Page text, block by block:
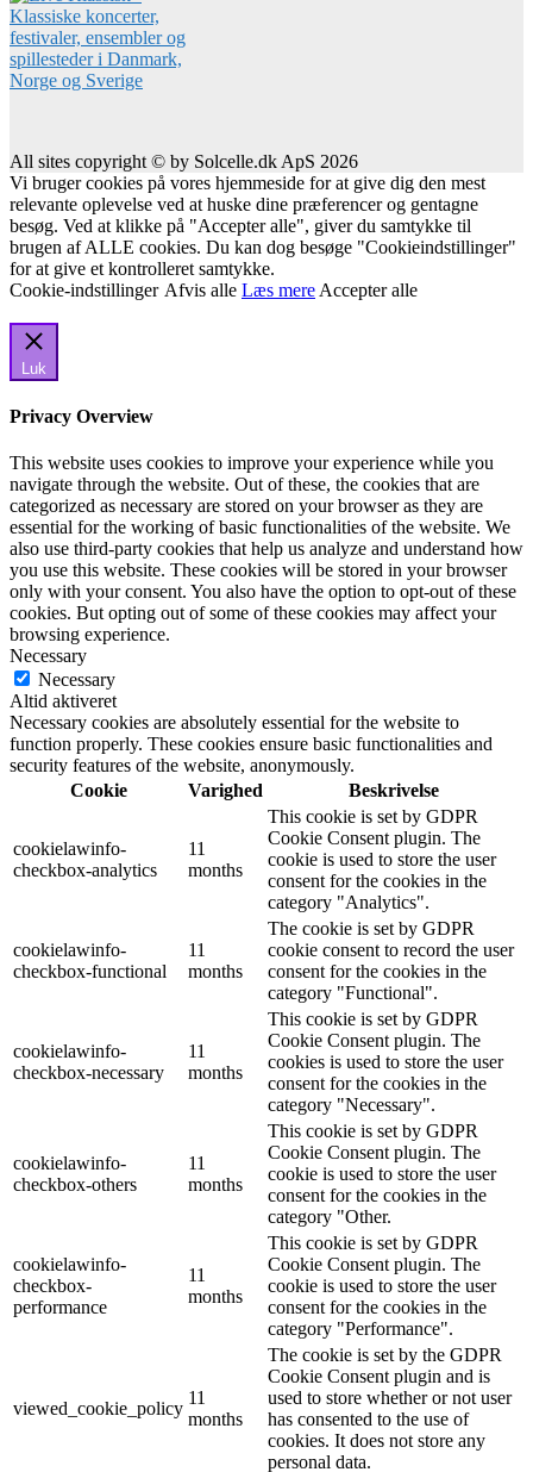
All sites copyright © by Solcelle.dk ApS 2026
Vi bruger cookies på vores hjemmeside for at give dig den mest
relevante oplevelse ved at huske dine præferencer og gentagne
besøg. Ved at klikke på "Accepter alle", giver du samtykke til
brugen af ALLE cookies. Du kan dog besøge "Cookieindstillinger"
for at give et kontrolleret samtykke.
Cookie-indstillinger Afvis alle Læs mere Accepter alle
Luk
Privacy Overview
This website uses cookies to improve your experience while you
navigate through the website. Out of these, the cookies that are
categorized as necessary are stored on your browser as they are
essential for the working of basic functionalities of the website. We
also use third-party cookies that help us analyze and understand how
you use this website. These cookies will be stored in your browser
only with your consent. You also have the option to opt-out of these
cookies. But opting out of some of these cookies may affect your
browsing experience.
Necessary
Necessary
Altid aktiveret
Necessary cookies are absolutely essential for the website to
function properly. These cookies ensure basic functionalities and
security features of the website, anonymously.
Cookie
Varighed Beskrivelse
cookielawinfo-
checkbox-analytics
11
months
This cookie is set by GDPR
Cookie Consent plugin. The
cookie is used to store the user
consent for the cookies in the
category "Analytics".
cookielawinfo-
checkbox-functional
11
months
The cookie is set by GDPR
cookie consent to record the user
consent for the cookies in the
category "Functional".
cookielawinfo-
checkbox-necessary
11
months
This cookie is set by GDPR
Cookie Consent plugin. The
cookies is used to store the user
consent for the cookies in the
category "Necessary".
cookielawinfo-
checkbox-others
11
months
This cookie is set by GDPR
Cookie Consent plugin. The
cookie is used to store the user
consent for the cookies in the
category "Other.
cookielawinfo-
checkbox-
performance
11
months
This cookie is set by GDPR
Cookie Consent plugin. The
cookie is used to store the user
consent for the cookies in the
category "Performance".
viewed_cookie_policy
11
months
The cookie is set by the GDPR
Cookie Consent plugin and is
used to store whether or not user
has consented to the use of
cookies. It does not store any
personal data.